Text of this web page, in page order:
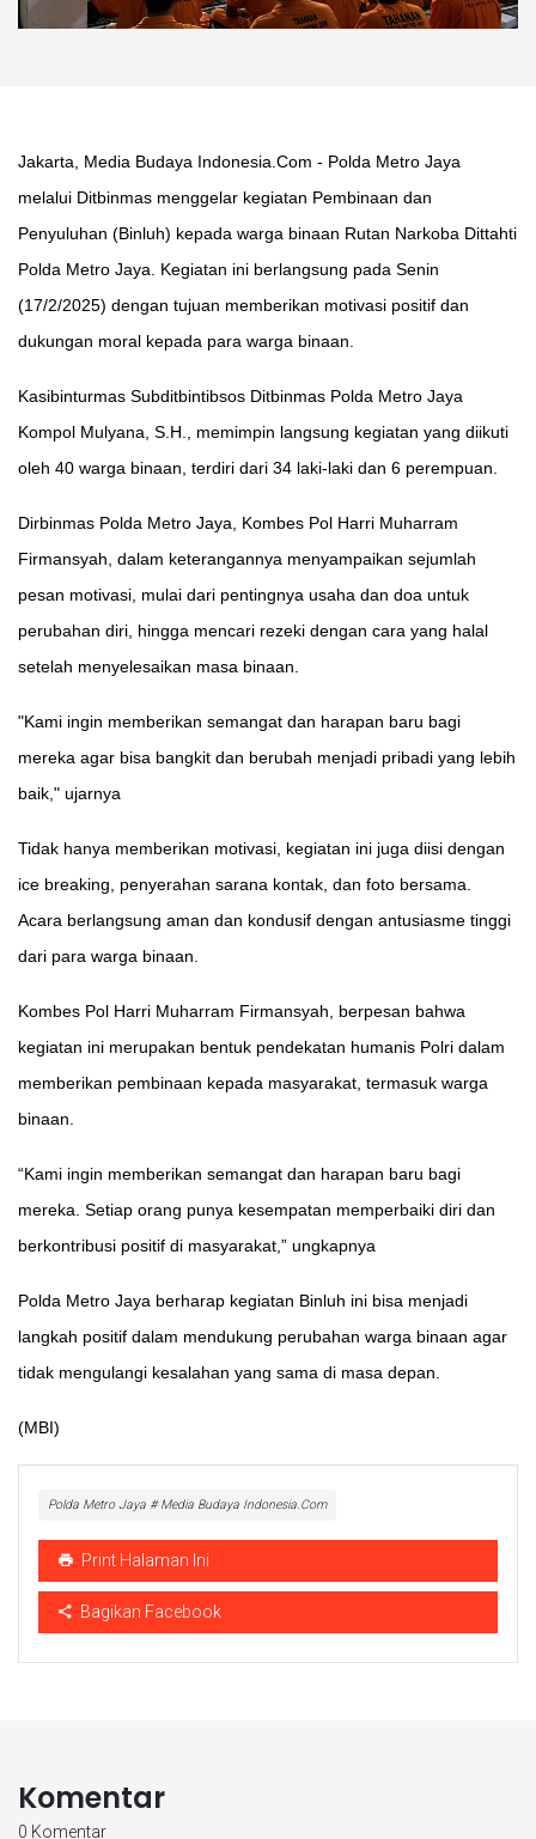
Jakarta, Media Budaya Indonesia.Com - Polda Metro Jaya
melalui Ditbinmas menggelar kegiatan Pembinaan dan
Penyuluhan (Binluh) kepada warga binaan Rutan Narkoba Dittahti
Polda Metro Jaya. Kegiatan ini berlangsung pada Senin
(17/2/2025) dengan tujuan memberikan motivasi positif dan
dukungan moral kepada para warga binaan.
Kasibinturmas Subditbintibsos Ditbinmas Polda Metro Jaya
Kompol Mulyana, S.H., memimpin langsung kegiatan yang diikuti
oleh 40 warga binaan, terdiri dari 34 laki-laki dan 6 perempuan.
Dirbinmas Polda Metro Jaya, Kombes Pol Harri Muharram
Firmansyah, dalam keterangannya menyampaikan sejumlah
pesan motivasi, mulai dari pentingnya usaha dan doa untuk
perubahan diri, hingga mencari rezeki dengan cara yang halal
setelah menyelesaikan masa binaan.
"Kami ingin memberikan semangat dan harapan baru bagi
mereka agar bisa bangkit dan berubah menjadi pribadi yang lebih
baik," ujarnya
Tidak hanya memberikan motivasi, kegiatan ini juga diisi dengan
ice breaking, penyerahan sarana kontak, dan foto bersama.
Acara berlangsung aman dan kondusif dengan antusiasme tinggi
dari para warga binaan.
Kombes Pol Harri Muharram Firmansyah, berpesan bahwa
kegiatan ini merupakan bentuk pendekatan humanis Polri dalam
memberikan pembinaan kepada masyarakat, termasuk warga
binaan.
“Kami ingin memberikan semangat dan harapan baru bagi
mereka. Setiap orang punya kesempatan memperbaiki diri dan
berkontribusi positif di masyarakat,” ungkapnya
Polda Metro Jaya berharap kegiatan Binluh ini bisa menjadi
langkah positif dalam mendukung perubahan warga binaan agar
tidak mengulangi kesalahan yang sama di masa depan.
(MBI)
Polda Metro Jaya # Media Budaya Indonesia.Com
Print Halaman Ini
Bagikan Facebook
Komentar
0 Komentar